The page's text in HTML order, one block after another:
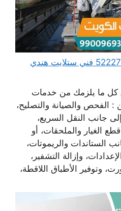
فني ستلايت المطلاع 52227330 فني ستلايت هندي
كل ما يلزمك من خدمات
: الفحص والصيانة والتصليح،
جانب النقل السريع،
الغيار والملحقات، أو
الستاندات والريموتات،
وإزالة التشفير،
وتوفير الأطباق اللاقطة،